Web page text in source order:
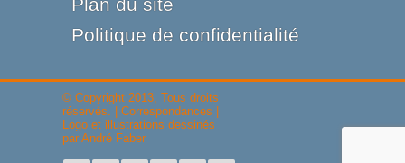
Politique de confidentialité
© Copyright 2013, Tous droits
réservés. | Correspondances
Logo et illustrations dessinés
par André Faber